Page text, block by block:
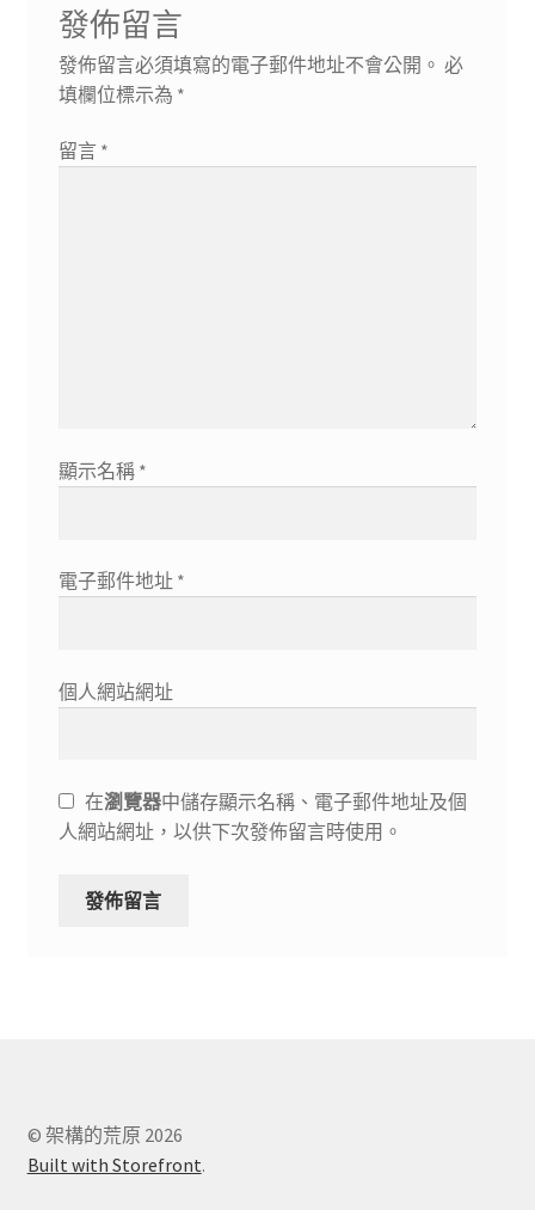
發佈留言
發佈留言必須填寫的電子郵件地址不會公開。 必
填欄位標示為 *
留言 *
顯示名稱 *
電子郵件地址 *
個人網站網址
在瀏覽器中儲存顯示名稱、電子郵件地址及個
人網站網址，以供下次發佈留言時使用。
© 架構的荒原 2026
Built with Storefront.